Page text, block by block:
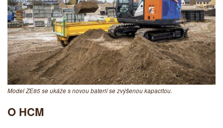
Model ZE85 se ukáže s novou baterií se zvýšenou kapacitou.
O HCM